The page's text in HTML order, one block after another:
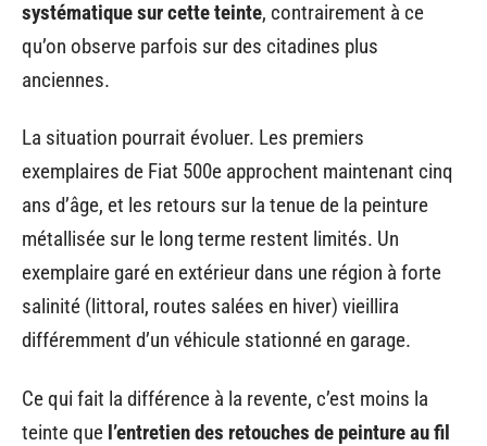
systématique sur cette teinte, contrairement à ce
qu’on observe parfois sur des citadines plus
anciennes.
La situation pourrait évoluer. Les premiers
exemplaires de Fiat 500e approchent maintenant cinq
ans d’âge, et les retours sur la tenue de la peinture
métallisée sur le long terme restent limités. Un
exemplaire garé en extérieur dans une région à forte
salinité (littoral, routes salées en hiver) vieillira
différemment d’un véhicule stationné en garage.
Ce qui fait la différence à la revente, c’est moins la
teinte que l’entretien des retouches de peinture au fil